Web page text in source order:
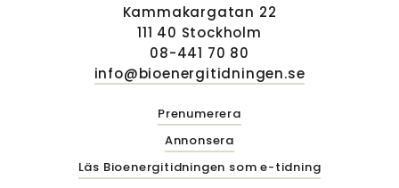
Kammakargatan 22
111 40 Stockholm
08-441 70 80
info@bioenergitidningen.se
Prenumerera
Annonsera
Läs Bioenergitidningen som e-tidning